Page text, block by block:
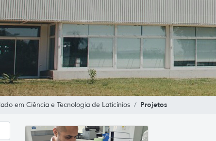
em Ciência e Tecnologia de Laticínios Projetos